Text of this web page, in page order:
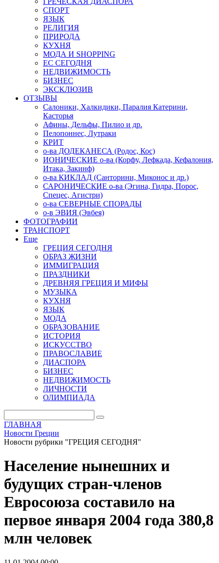
СПОРТ
ЯЗЫК
РЕЛИГИЯ
ПРИРОДА
КУХНЯ
МОДА И SHOPPING
ЕС СЕГОДНЯ
НЕДВИЖИМОСТЬ
БИЗНЕС
ЭКСКЛЮЗИВ
ОТЗЫВЫ
Салоники, Халкидики, Паралия Катерини,
Касторья
Афины, Дельфы, Пилио и др.
Пелопоннес, Лутраки
КРИТ
о-ва ДОДЕКАНЕСА (Родос, Кос)
ИОНИЧЕСКИЕ о-ва (Корфу, Лефкада, Кефалония,
Итака, Закинф)
о-ва КИКЛАД (Санторини, Миконос и др.)
САРОНИЧЕСКИЕ о-ва (Эгина, Гидра, Порос,
Спецес, Агистри)
о-ва СЕВЕРНЫЕ СПОРАДЫ
о-в ЭВИЯ (Эвбея)
ФОТОГРАФИИ
ТРАНСПОРТ
Еще
ГРЕЦИЯ СЕГОДНЯ
ОБРАЗ ЖИЗНИ
ИММИГРАЦИЯ
ПРАЗДНИКИ
ДРЕВНЯЯ ГРЕЦИЯ И МИФЫ
МУЗЫКА
КУХНЯ
ЯЗЫК
МОДА
ОБРАЗОВАНИЕ
ИСТОРИЯ
ИСКУССТВО
ПРАВОСЛАВИЕ
ДИАСПОРА
БИЗНЕС
НЕДВИЖИМОСТЬ
ЛИЧНОСТИ
ОЛИМПИАДА
ГЛАВНАЯ
Новости Греции
Новости рубрики "ГРЕЦИЯ СЕГОДНЯ"
Население нынешних и
будущих стран-членов
Евросоюза составило на
первое января 2004 года 380,8
млн человек